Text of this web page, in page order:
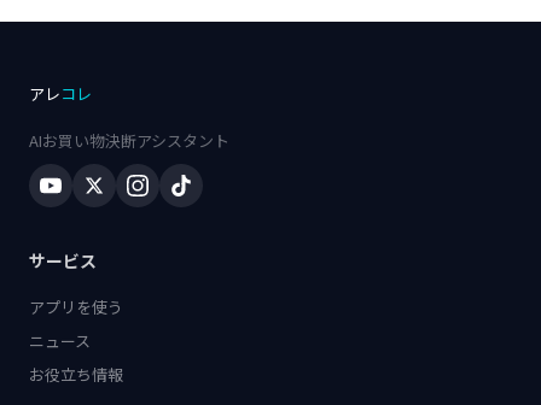
アレコレ
AIお買い物決断アシスタント
サービス
アプリを使う
ニュース
お役立ち情報